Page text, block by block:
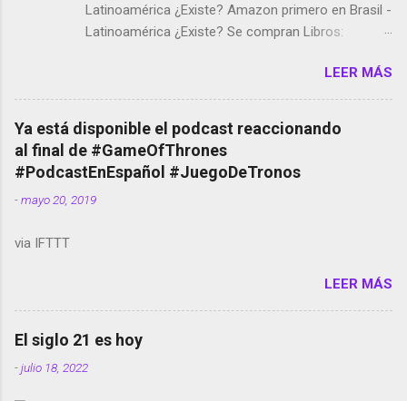
Latinoamérica ¿Existe? Amazon primero en Brasil -
Latinoamérica ¿Existe? Se compran Libros:
temporada de Black Mirror Twitter deja de verificar
cuentas Responden los fotógrafos Brian May y el
copyright en Instagram Música y vídeo selfies en la
red social Riddley Scott saca a Kevin Spacey de su
película Francisco regaña a los que usan el
smartphone en sus misas La serie de la Tierra
Media GoBee - StartUp de bicicletas de alquiler
Live Photos en Google Photos Llegando Partimos
Dictados en Android El tamaño y su importancia...
LEER MÁS
Ya está disponible el podcast reaccionando
al final de #GameOfThrones
#PodcastEnEspañol #JuegoDeTronos
-mayo 20, 2019
via IFTTT
LEER MÁS
El siglo 21 es hoy
-julio 18, 2022